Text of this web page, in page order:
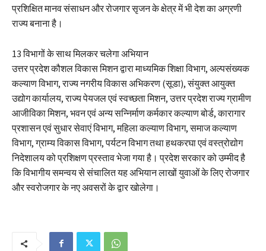
प्रशिक्षित मानव संसाधन और रोजगार सृजन के क्षेत्र में भी देश का अग्रणी
राज्य बनाना है।
13 विभागों के साथ मिलकर चलेगा अभियान
उत्तर प्रदेश कौशल विकास मिशन द्वारा माध्यमिक शिक्षा विभाग, अल्पसंख्यक
कल्याण विभाग, राज्य नगरीय विकास अभिकरण (सूडा), संयुक्त आयुक्त
उद्योग कार्यालय, राज्य पेयजल एवं स्वच्छता मिशन, उत्तर प्रदेश राज्य ग्रामीण
आजीविका मिशन, भवन एवं अन्य सन्निर्माण कर्मकार कल्याण बोर्ड, कारागार
प्रशासन एवं सुधार सेवाएं विभाग, महिला कल्याण विभाग, समाज कल्याण
विभाग, ग्राम्य विकास विभाग, पर्यटन विभाग तथा हथकरघा एवं वस्त्रोद्योग
निदेशालय को प्रशिक्षण प्रस्ताव भेजा गया है। प्रदेश सरकार को उम्मीद है
कि विभागीय समन्वय से संचालित यह अभियान लाखों युवाओं के लिए रोजगार
और स्वरोजगार के नए अवसरों के द्वार खोलेगा।